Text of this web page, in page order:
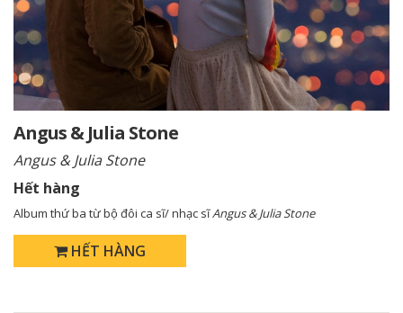
Angus & Julia Stone
Angus & Julia Stone
Hết hàng
Album thứ ba từ bộ đôi ca sĩ/ nhạc sĩAngus & Julia Stone
HẾT HÀNG